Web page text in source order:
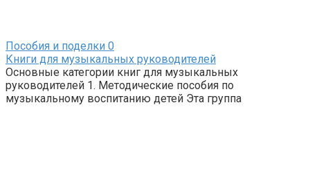
Пособия и поделки 0
Книги для музыкальных руководителей
Основные категории книг для музыкальных
руководителей 1. Методические пособия по
музыкальному воспитанию детей Эта группа